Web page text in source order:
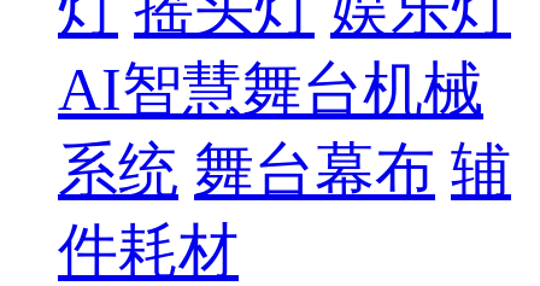
AI智慧舞台机械
系统 舞台幕布 辅
件耗材